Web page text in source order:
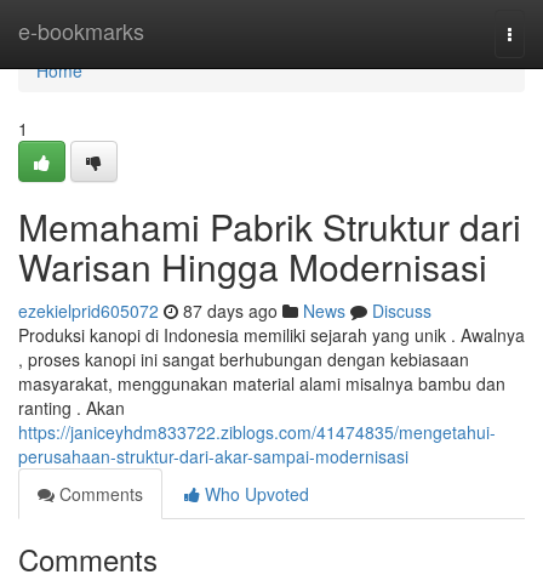
e-bookmarks
Home
Home
1
Memahami Pabrik Struktur dari
Warisan Hingga Modernisasi
ezekielprid605072 87 days ago News
Discuss
Produksi kanopi di Indonesia memiliki sejarah yang unik . Awalnya
, proses kanopi ini sangat berhubungan dengan kebiasaan
masyarakat, menggunakan material alami misalnya bambu dan
ranting . Akan
https://janiceyhdm833722.ziblogs.com/41474835/mengetahui-
perusahaan-struktur-dari-akar-sampai-modernisasi
Comments
Who Upvoted
Comments